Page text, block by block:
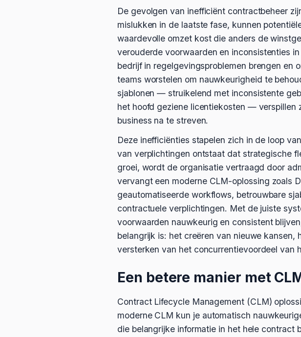
De gevolgen van inefficiënt contractbeheer
mislukken in de laatste fase, kunnen
waardevolle omzet kost die anders de
verouderde voorwaarden en inconsistenties
bedrijf in regelgevingsproblemen brengen en
teams worstelen om nauwkeurigheid te
sjablonen — struikelend met inconsistente
het hoofd geziene licentiekosten — verspillen
business na te streven.
Deze inefficiënties stapelen zich in de loop
van verplichtingen ontstaat dat strategische
groei, wordt de organisatie vertraagd door
vervangt een moderne CLM-oplossing zoals
geautomatiseerde workflows, betrouwbare
contractuele verplichtingen. Met de juiste
voorwaarden nauwkeurig en consistent
belangrijk is: het creëren van nieuwe
versterken van het concurrentievoordeel van
Een betere manier met
Contract Lifecycle Management (CLM)
moderne CLM kun je automatisch
die belangrijke informatie in het hele contract